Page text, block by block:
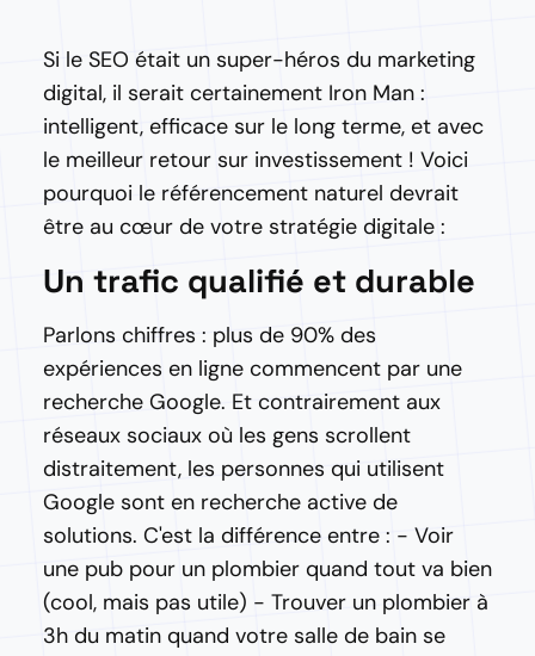
Si le SEO était un super-héros du marketing
digital, il serait certainement Iron Man :
intelligent, efficace sur le long terme, et avec
le meilleur retour sur investissement ! Voici
pourquoi le référencement naturel devrait
être au cœur de votre stratégie digitale :
Un trafic qualifié et durable
Parlons chiffres : plus de 90% des
expériences en ligne commencent par une
recherche Google. Et contrairement aux
réseaux sociaux où les gens scrollent
distraitement, les personnes qui utilisent
Google sont en recherche active de
solutions. C'est la différence entre : - Voir
une pub pour un plombier quand tout va bien
(cool, mais pas utile) - Trouver un plombier à
3h du matin quand votre salle de bain se